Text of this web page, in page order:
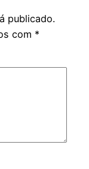
publicado.
com *